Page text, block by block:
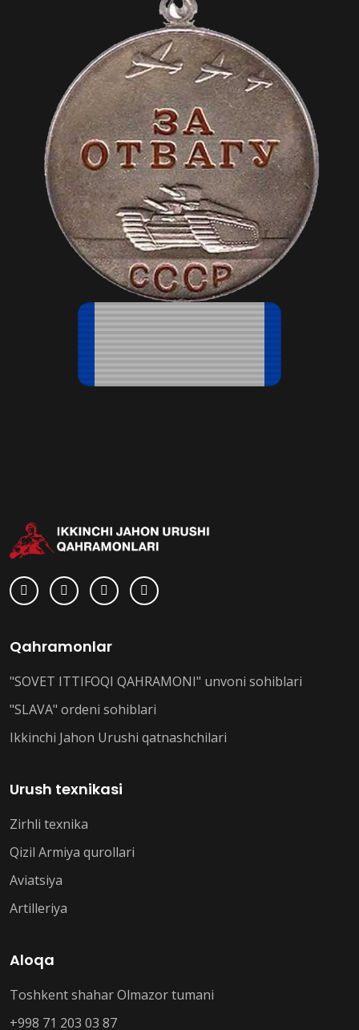
Qahramonlar
"SOVET ITTIFOQI QAHRAMONI" unvoni sohiblari
"SLAVA" ordeni sohiblari
Ikkinchi Jahon Urushi qatnashchilari
Urush texnikasi
Zirhli texnika
Qizil Armiya qurollari
Aviatsiya
Artilleriya
Aloqa
Toshkent shahar Olmazor tumani
+998 71 203 03 87